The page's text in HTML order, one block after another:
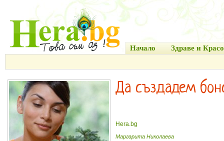
Начало Здраве и
Да създадем
Hera.bg
Маргарита Николаева